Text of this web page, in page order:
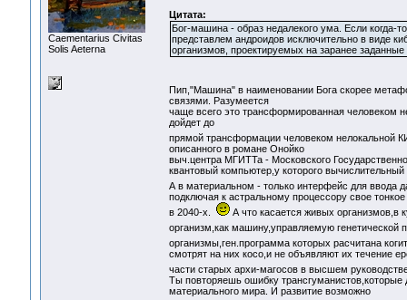
Сaementarius Civitas
Solis Aeterna
Цитата:
Бог-машина - образ недалекого ума. Если когда-
представлем андроидов исключительно в виде
организмов, проектируемых на заранее заданные
Пип,"Машина" в наименовании Бога скорее
связями. Разумеется
чаще всего это трансформированная человеком
дойдет до
прямой трансформации человеком нелокальной
описанного в романе Онойко
выч.центра МГИТТа - Московского
квантовый компьютер,у которого
А в материальном - только интерфейс для ввода
подключая к астральному процессору свое
в 2040-х.
А что касается живых организмов,в
организм,как машину,управляемую генетической
организмы,ген.программа которых расчитана
смотрят на них косо,и не объявляют их течение
части старых архи-магосов в высшем
Ты повторяешь ошибку трансгуманистов,которые
материального мира. И развитие возможно